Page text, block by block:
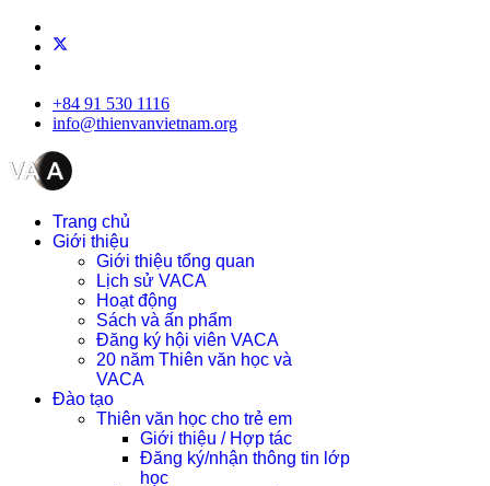
+84 91 530 1116
info@thienvanvietnam.org
Trang chủ
Giới thiệu
Giới thiệu tổng quan
Lịch sử VACA
Hoạt động
Sách và ấn phẩm
Đăng ký hội viên VACA
20 năm Thiên văn học và
VACA
Đào tạo
Thiên văn học cho trẻ em
Giới thiệu / Hợp tác
Đăng ký/nhận thông tin lớp
học